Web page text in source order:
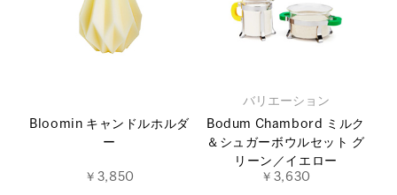
Bloomin キャンドルホルダ
ー
￥3,850
バリエーション
Bodum Chambord ミルク
＆シュガーボウルセット グ
リーン／イエロー
￥3,630